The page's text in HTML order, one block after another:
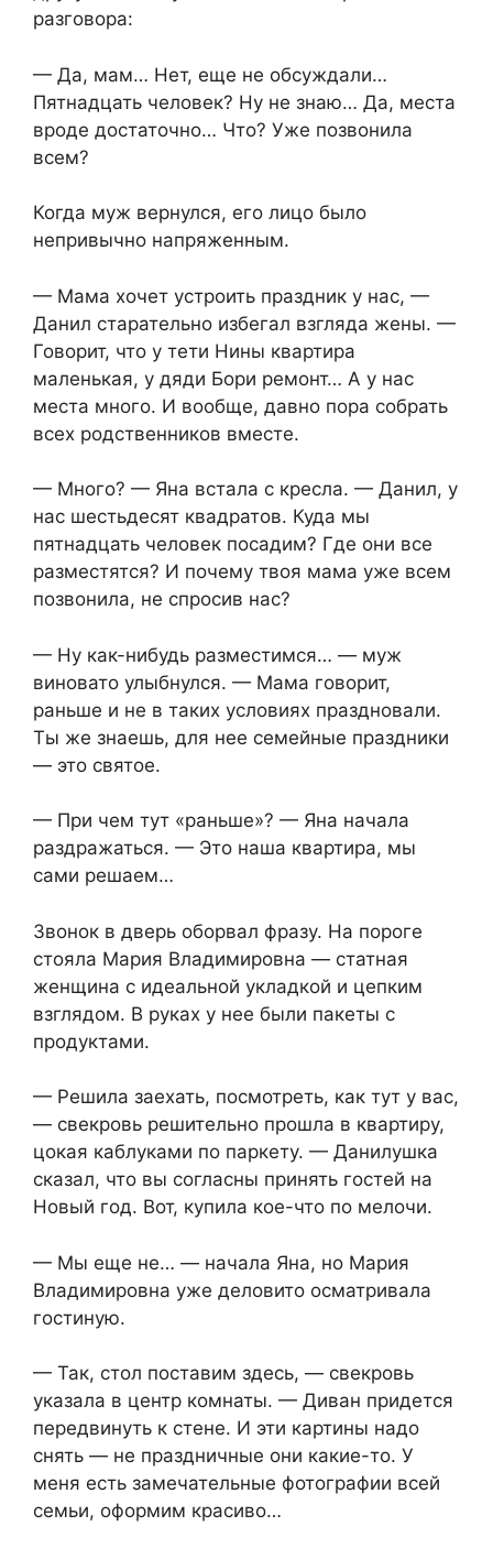
разговора:
— Да, мам… Нет, еще не обсуждали…
Пятнадцать человек? Ну не знаю… Да, места
вроде достаточно… Что? Уже позвонила
всем?
Когда муж вернулся, его лицо было
непривычно напряженным.
— Мама хочет устроить праздник у нас, —
Данил старательно избегал взгляда жены. —
Говорит, что у тети Нины квартира
маленькая, у дяди Бори ремонт… А у нас
места много. И вообще, давно пора собрать
всех родственников вместе.
— Много? — Яна встала с кресла. — Данил, у
нас шестьдесят квадратов. Куда мы
пятнадцать человек посадим? Где они все
разместятся? И почему твоя мама уже всем
позвонила, не спросив нас?
— Ну как-нибудь разместимся… — муж
виновато улыбнулся. — Мама говорит,
раньше и не в таких условиях праздновали.
Ты же знаешь, для нее семейные праздники
— это святое.
— При чем тут «раньше»? — Яна начала
раздражаться. — Это наша квартира, мы
сами решаем…
Звонок в дверь оборвал фразу. На пороге
стояла Мария Владимировна — статная
женщина с идеальной укладкой и цепким
взглядом. В руках у нее были пакеты с
продуктами.
— Решила заехать, посмотреть, как тут у вас,
— свекровь решительно прошла в квартиру,
цокая каблуками по паркету. — Данилушка
сказал, что вы согласны принять гостей на
Новый год. Вот, купила кое-что по мелочи.
— Мы еще не… — начала Яна, но Мария
Владимировна уже деловито осматривала
гостиную.
— Так, стол поставим здесь, — свекровь
указала в центр комнаты. — Диван придется
передвинуть к стене. И эти картины надо
снять — не праздничные они какие-то. У
меня есть замечательные фотографии всей
семьи, оформим красиво…